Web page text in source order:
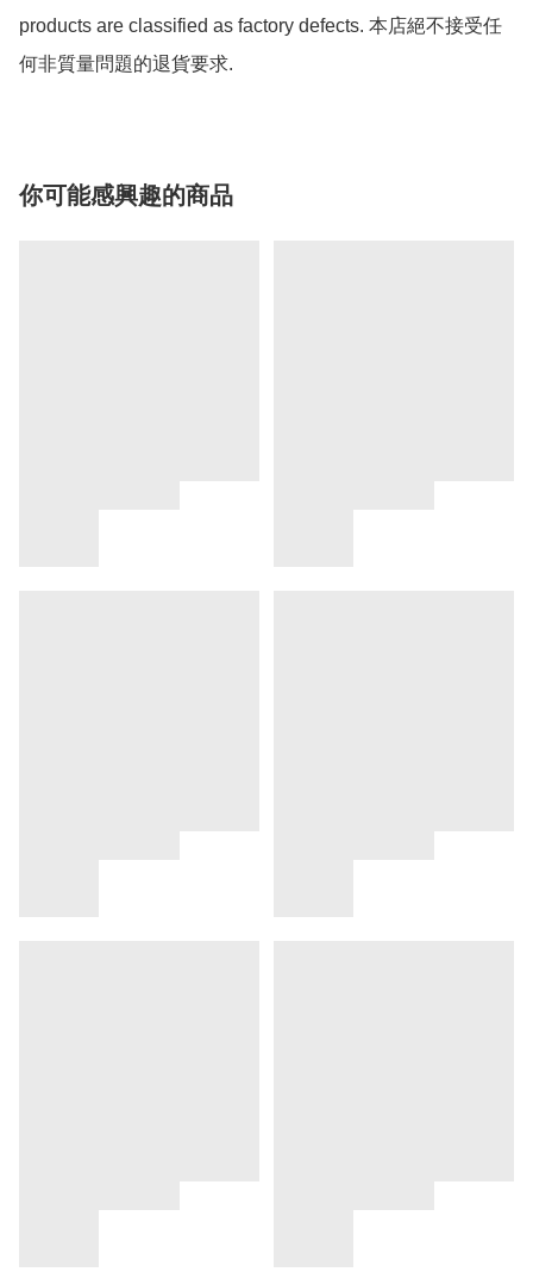
products are classified as factory defects. 本店絕不接受任
何非質量問題的退貨要求.
你可能感興趣的商品